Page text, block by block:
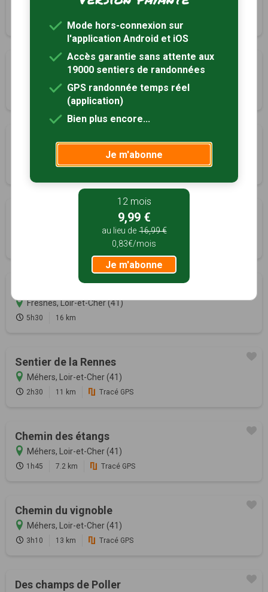
Fougères-sur-Bièvre, Loir-et-Cher (41)
10.5 km
De Tarilly
9 km Tracé GPS
Des Archevaux
Fougères-sur-Bièvre, Loir-et-Cher (41)
9 km
Fresnes, Loir-et-Cher (41)
Fresnes, Loir-et-Cher (41)
5h30 16 km
Sentier de la Rennes
Méhers, Loir-et-Cher (41)
2h30 11 km Tracé GPS
Chemin des étangs
Méhers, Loir-et-Cher (41)
1h45 7.2 km Tracé GPS
Chemin du vignoble
Méhers, Loir-et-Cher (41)
3h10 13 km Tracé GPS
Des champs de Poller
Mode hors-connexion sur
l'application Android et iOS
Accès garantie sans attente aux
19000 sentiers de randonnées
GPS randonnée temps réel
(application)
Bien plus encore...
Je m'abonne
12 mois
9,99 €
au lieu de 16,99 €
0,83€/mois
Je m'abonne